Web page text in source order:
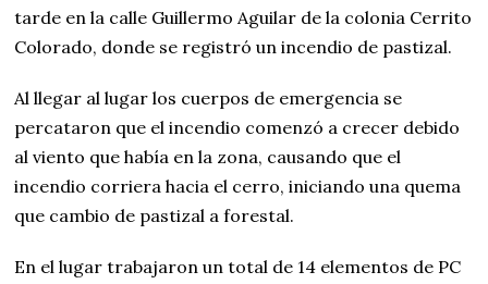
tarde en la calle Guillermo Aguilar de la colonia Cerrito
Colorado, donde se registró un incendio de pastizal.
Al llegar al lugar los cuerpos de emergencia se
percataron que el incendio comenzó a crecer debido
al viento que había en la zona, causando que el
incendio corriera hacia el cerro, iniciando una quema
que cambio de pastizal a forestal.
En el lugar trabajaron un total de 14 elementos de PC